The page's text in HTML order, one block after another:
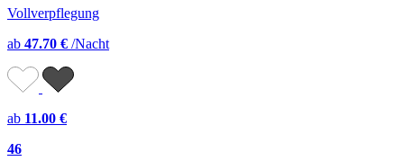
Vollverpflegung
ab 47.70 € /Nacht
ab 11.00 €
46